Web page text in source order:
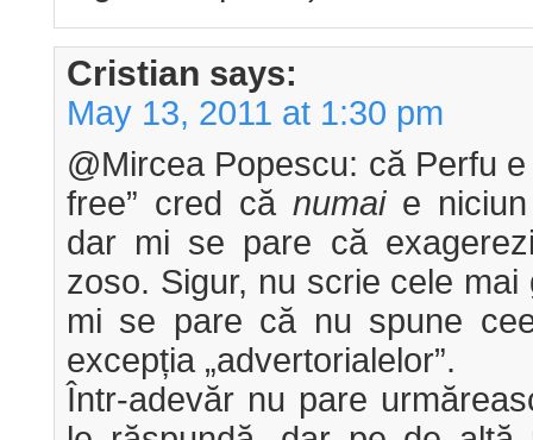
Cristian says:
May 13, 2011 at 1:30 pm
@Mircea Popescu: că Perfu
free” cred cănumaie niciun
dar mi se pare că
zoso. Sigur, nu scrie cele
mi se pare că nu spune
excepția „advertorialelor”.
Într-adevăr nu pare